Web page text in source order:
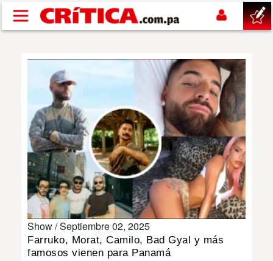
Pasar al contenido principal
NACIONAL
POLÍTICA
SHOW
DEPORTES
Show /Septiembre 02, 2025
Farruko, Morat, Camilo, Bad Gyal y más
famosos vienen para Panamá